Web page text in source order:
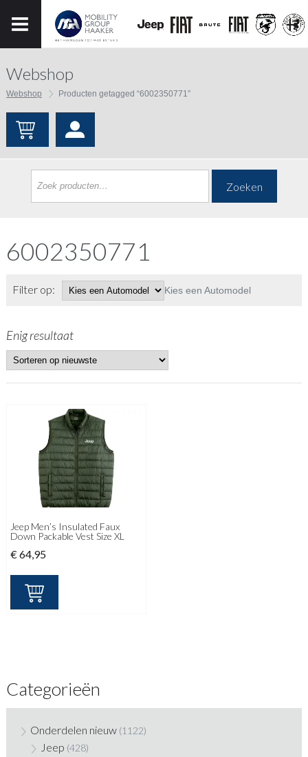
Webshop
Webshop Producten getagged “6002350771”
Zoeken
6002350771
Filter op: Kies een Automodel
Enig resultaat
Jeep Men’s Insulated Faux
Down Packable Vest Size XL
€64,95
Categorieën
Onderdelen nieuw (1122)
Jeep (428)